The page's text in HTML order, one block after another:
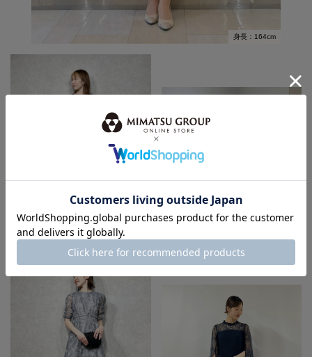
身長：164cm
身長：155cm
身長：150cm